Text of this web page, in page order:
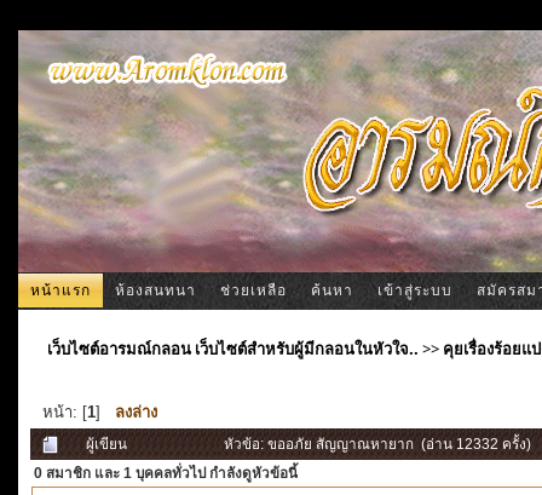
หน้าแรก ห้องสนทนา ช่วยเหลือ ค้นหา เข้าสู่ระบบ สมัครสม
เว็บไซต์อารมณ์กลอน เว็บไซต์สำหรับผู้มีกลอนในหัวใจ.. >> คุยเรื่องร้อย
หน้า: [1] ลงล่าง
ผู้เขียน
หัวข้อ: ขออภัย สัญญาณหายาก (อ่าน 12332 ครั้ง)
0 สมาชิก และ 1 บุคคลทั่วไป กำลังดูหัวข้อนี้